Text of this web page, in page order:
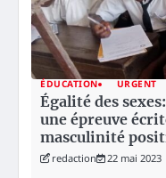
ÉDUCATION URGENT
Égalité des
une épreuve
masculinité
redaction 22 mai 2023